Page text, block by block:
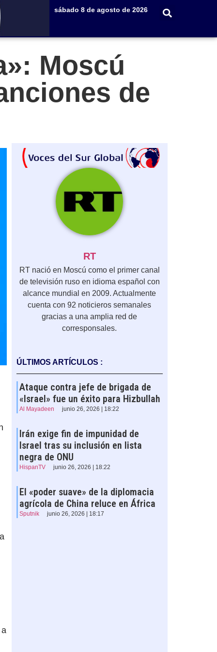
sábado 8 de agosto de 2026
Moscú
de
RT
RT nació en Moscú como el primer canal
de televisión ruso en idioma español con
alcance mundial en 2009. Actualmente
cuenta con 92 noticieros semanales
gracias a una amplia red de
corresponsales.
ÚLTIMOS ARTÍCULOS :
Ataque contra jefe de brigada de
«Israel» fue un éxito para Hizbullah
Al Mayadeen junio 26, 2026 | 18:22
Irán exige fin de impunidad de
Israel tras su inclusión en lista
negra de ONU
HispanTV junio 26, 2026 | 18:22
El «poder suave» de la diplomacia
agrícola de China reluce en África
Sputnik junio 26, 2026 | 18:17